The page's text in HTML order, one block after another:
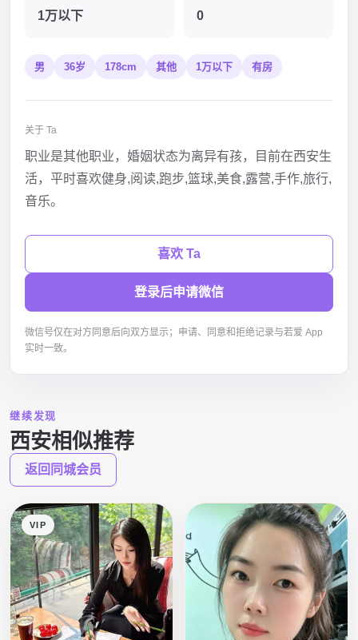
1万以下 0
男 36岁 178cm 其他 1万以下 有房
关于 Ta
职业是其他职业，婚姻状态为离异有孩，目前在西安生
活，平时喜欢健身,阅读,跑步,篮球,美食,露营,手作,旅行,
音乐。
喜欢 Ta
登录后申请微信
微信号仅在对方同意后向双方显示；申请、同意和拒绝记录与若爱 App
实时一致。
继续发现
西安相似推荐
返回同城会员
VIP